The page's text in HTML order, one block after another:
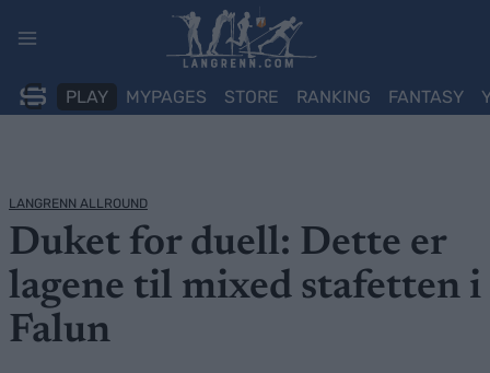
PLAY MYPAGES STORE RANKING FANTASY
LANGRENN ALLROUND
Duket for duell: Dette er
lagene til mixed stafetten i
Falun